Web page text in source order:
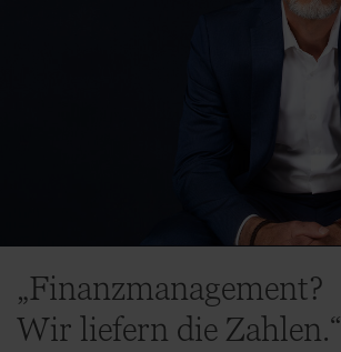
„Finanzmanagement?
Wir liefern die Zahlen.“